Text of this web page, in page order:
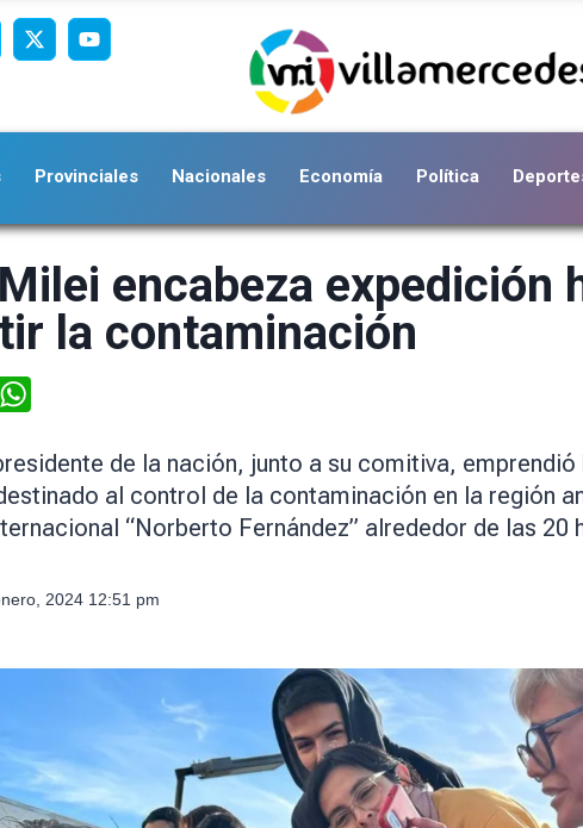
Provinciales Nacionales Economía Política
encabeza expedición
la contaminación
de la nación, junto a su comitiva,
al control de la contaminación en la región
“Norberto Fernández” alrededor de las
2024 12:51 pm